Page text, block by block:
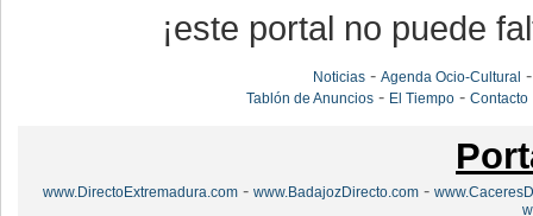
¡este portal no puede
Noticias -Agenda Ocio-Cultural
Tablón de Anuncios - El Tiempo -Contacto
www.DirectoExtremadura.com - www.BadajozDirecto.com -